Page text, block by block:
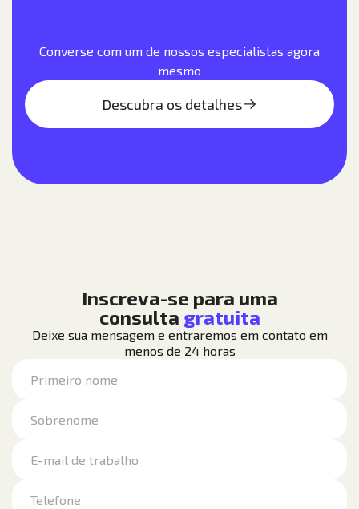
Converse com um de nossos especialistas agora
mesmo
Descubra os detalhes
Inscreva-se para uma
consulta gratuita
Deixe sua mensagem e entraremos em contato em
menos de 24 horas